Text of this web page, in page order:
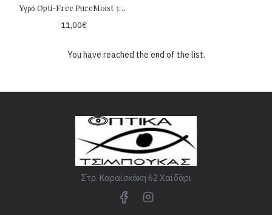
Υγρό Opti-Free PureMoist 300ml + 60ml
11,00€
You have reached the end of the list.
Στρ. Καραϊσκάκη 62 Χαϊδάρι